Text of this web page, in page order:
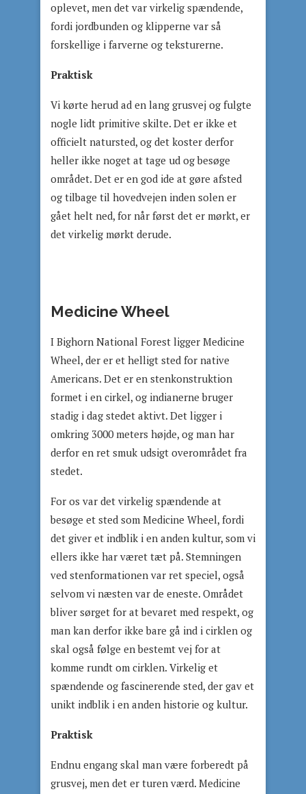
oplevet, men det var virkelig spændende,
fordi jordbunden og klipperne var så
forskellige i farverne og teksturerne.
Praktisk
Vi kørte herud ad en lang grusvej og fulgte
nogle lidt primitive skilte. Det er ikke et
officielt natursted, og det koster derfor
heller ikke noget at tage ud og besøge
området. Det er en god ide at gøre afsted
og tilbage til hovedvejen inden solen er
gået helt ned, for når først det er mørkt, er
det virkelig mørkt derude.
Medicine Wheel
I Bighorn National Forest ligger Medicine
Wheel, der er et helligt sted for native
Americans. Det er en stenkonstruktion
formet i en cirkel, og indianerne bruger
stadig i dag stedet aktivt. Det ligger i
omkring 3000 meters højde, og man har
derfor en ret smuk udsigt overområdet fra
stedet.
For os var det virkelig spændende at
besøge et sted som Medicine Wheel, fordi
det giver et indblik i en anden kultur, som vi
ellers ikke har været tæt på. Stemningen
ved stenformationen var ret speciel, også
selvom vi næsten var de eneste. Området
bliver sørget for at bevaret med respekt, og
man kan derfor ikke bare gå ind i cirklen og
skal også følge en bestemt vej for at
komme rundt om cirklen. Virkelig et
spændende og fascinerende sted, der gav et
unikt indblik i en anden historie og kultur.
Praktisk
Endnu engang skal man være forberedt på
grusvej, men det er turen værd. Medicine